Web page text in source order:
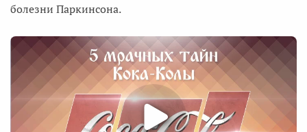
болезни Паркинсона.